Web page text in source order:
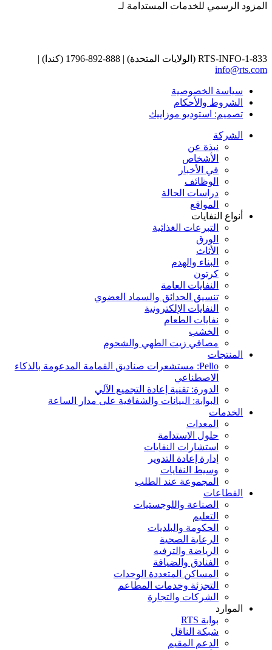
المزود الرسمي للخدمات المستدامة لـ
1-833-RTS-INFO (الولايات المتحدة) | 888-892-1796 (كندا) |
info@rts.com
سياسة الخصوصية
الشروط والأحكام
تصميم: استوديو موزاييك
الشركة
نبذة عن
الأشخاص
في الأخبار
الوظائف
دراسات الحالة
المواقع
أنواع النفايات
التبرعات الغذائية
الورق
الأثاث
البناء والهدم
كرتون
النفايات العامة
تنسيق الحدائق والسماد العضوي
النفايات الإلكترونية
نفايات الطعام
الخشب
مصافي زيت الطهي والشحوم
المنتجات
Pello: مستشعرات صناديق القمامة المدعومة بالذكاء
الاصطناعي
الدورة: تقنية إعادة التجميع الآلي
البوابة: البيانات والشفافية على مدار الساعة
الخدمات
المعدات
حلول الاستدامة
استشارات النفايات
إدارة إعادة التدوير
وسيط النفايات
المجموعة عند الطلب
القطاعات
الصناعة واللوجستيات
التعليم
الحكومة والبلديات
الرعاية الصحية
الرياضة والترفيه
الفنادق والضيافة
المساكن المتعددة الوحدات
التجزئة وخدمات المطاعم
الشركات والتجارة
الموارد
بوابة RTS
شبكة الناقل
الدعم المقيم